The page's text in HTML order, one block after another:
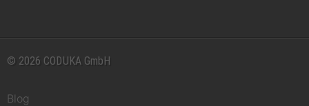
© 2026 CODUKA GmbH
Blog